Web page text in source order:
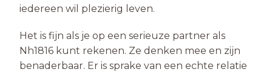
iedereen wil plezierig leven.
Het is fijn als je op een serieuze partner als
Nh1816 kunt rekenen. Ze denken mee en zijn
benaderbaar. Er is sprake van een echte relatie